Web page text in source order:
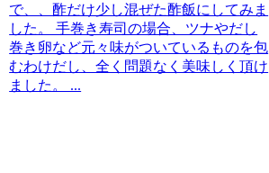
で、、酢だけ少し混ぜた酢飯にしてみま
した。 手巻き寿司の場合、ツナやだし
巻き卵など元々味がついているものを包
むわけだし、全く問題なく美味しく頂け
ました。 ...